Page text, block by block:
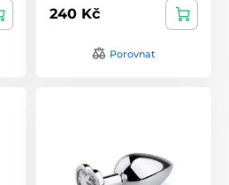
240 Kč
Porovnat